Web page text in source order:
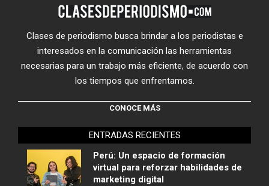
Clases de periodismo busca brindar a los periodistas e
interesados en la comunicación las herramientas
necesarias para un trabajo más eficiente, de acuerdo con
los tiempos que enfrentamos.
CONOCE MÁS
ENTRADAS RECIENTES
Perú: Un espacio de formación
virtual para reforzar habilidades de
marketing digital